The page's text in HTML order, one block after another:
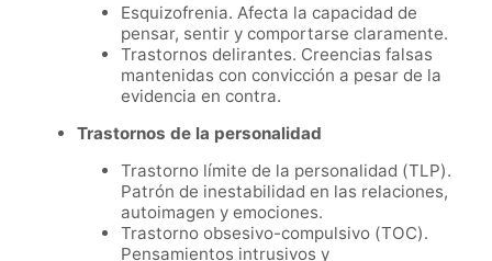
Esquizofrenia. Afecta la capacidad de
pensar, sentir y comportarse claramente.
Trastornos delirantes. Creencias falsas
mantenidas con convicción a pesar de la
evidencia en contra.
Trastornos de la personalidad
Trastorno límite de la personalidad (TLP).
Patrón de inestabilidad en las relaciones,
autoimagen y emociones.
Trastorno obsesivo-compulsivo (TOC).
Pensamientos intrusivos y